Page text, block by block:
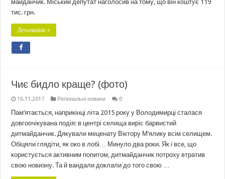
майданчик. Міський депутат наголосив на тому, що він коштує 119
тис. грн.
Детальніше »
Чиє бидло краще? (фото)
16.11.2017 Регіональні новини 0
Пам’ятається, наприкінці літа 2015 року у Володимирці сталася
довгоочікувана подія: в центрі селища виріс барвистий
дитмайданчик. Дякували меценату Віктору М’ялику всім селищем.
Обіцяли глядіти, як око в лобі… Минуло два роки. Як і все, що
користується активним попитом, дитмайданчик потроху втратив
свою новизну. Та й вандали доклали до того свою …